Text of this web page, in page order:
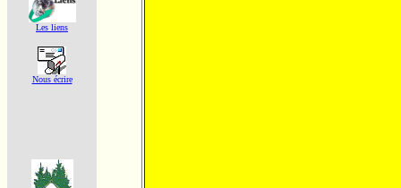
Les liens
Nous écrire